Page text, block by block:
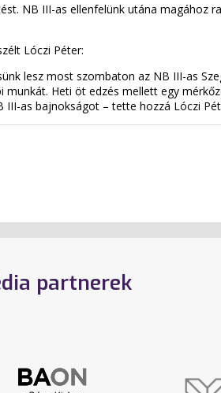
NB III-as ellenfelünk utána magához
Lóczi Péter:
lesz most szombaton az NB III-as
Heti öt edzés mellett egy
III-as bajnokságot – tette hozzá Lóczi
partnerek